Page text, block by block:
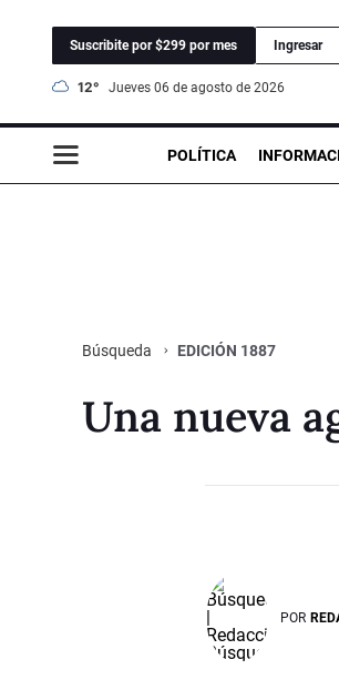
Suscribite por $299 por mes Ingresar
12° jueves 06 de agosto de 2026
POLÍTICA
Búsqueda EDICIÓN 1887
Una nueva
POR